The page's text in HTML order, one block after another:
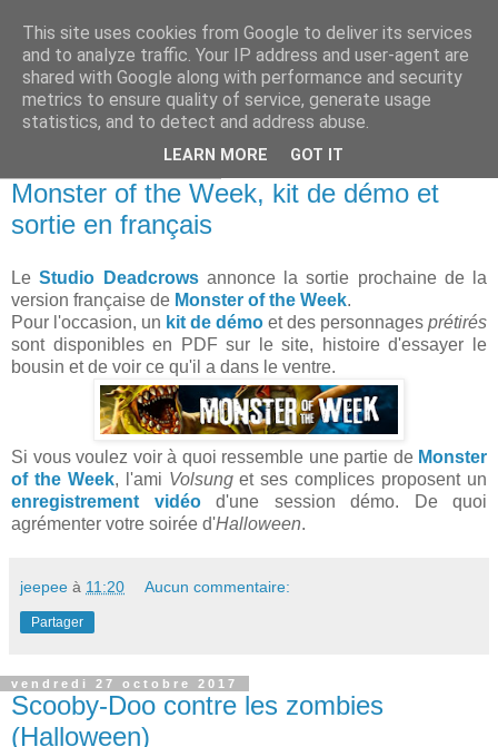
Monster of the Week, kit de démo et
sortie en français
LeStudio Deadcrowsannonce la sortie prochaine de la
version française de Monster of the Week.
Pour l'occasion, un kit de démo et des personnages prétirés
sont disponibles en PDF sur le site, histoire d'essayer le
bousin et de voir ce qu'il a dans le ventre.
Si vous voulez voir à quoi ressemble une partie de Monster
of the Week, l'ami Volsunget ses complices proposent un
enregistrement vidéod'une session démo. De quoi
agrémenter votre soirée d'Halloween.
jeepee à 11:20 Aucun commentaire:
Partager
vendredi 27 octobre 2017
Scooby-Doo contre les zombies
(Halloween)
This site uses cookies from Google to deliver its services
and to analyze traffic. Your IP address and user-agent are
shared with Google along with performance and security
metrics to ensure quality of service, generate usage
statistics, and to detect and address abuse.
LEARN MORE GOT IT